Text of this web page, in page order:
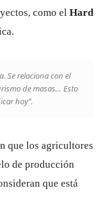
como el Hard
Se relaciona con el
de masas… Esto
hoy”.
que los agricultores
de producción
que está